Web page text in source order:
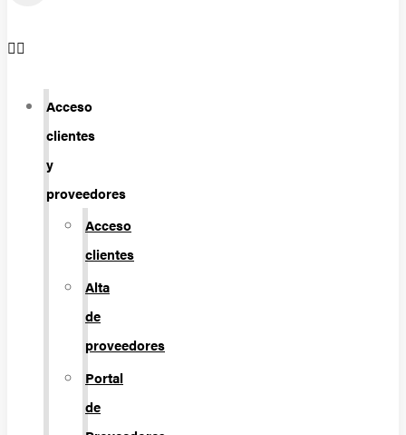
Acceso
clientes
y
proveedores
Acceso
clientes
Alta
de
proveedores
Portal
de